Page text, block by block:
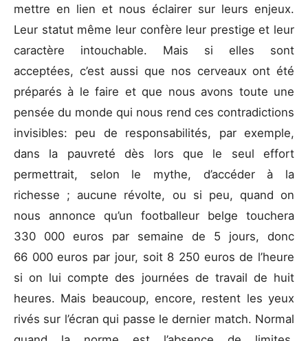
mettre en lien et nous éclairer sur leurs enjeux.
Leur statut même leur confère leur prestige et leur
caractère intouchable. Mais si elles sont
acceptées, c’est aussi que nos cerveaux ont été
préparés à le faire et que nous avons toute une
pensée du monde qui nous rend ces contradictions
invisibles: peu de responsabilités, par exemple,
dans la pauvreté dès lors que le seul effort
permettrait, selon le mythe, d’accéder à la
richesse ; aucune révolte, ou si peu, quand on
nous annonce qu’un footballeur belge touchera
330 000 euros par semaine de 5 jours, donc
66 000 euros par jour, soit 8 250 euros de l’heure
si on lui compte des journées de travail de huit
heures. Mais beaucoup, encore, restent les yeux
rivés sur l’écran qui passe le dernier match. Normal